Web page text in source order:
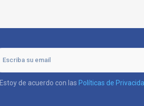
Estoy de acuerdo con las Políticas de